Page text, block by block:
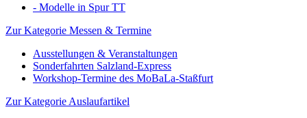
- Modelle in Spur TT
Zur Kategorie Messen & Termine
Ausstellungen & Veranstaltungen
Sonderfahrten Salzland-Express
Workshop-Termine des MoBaLa-Staßfurt
Zur Kategorie Auslaufartikel